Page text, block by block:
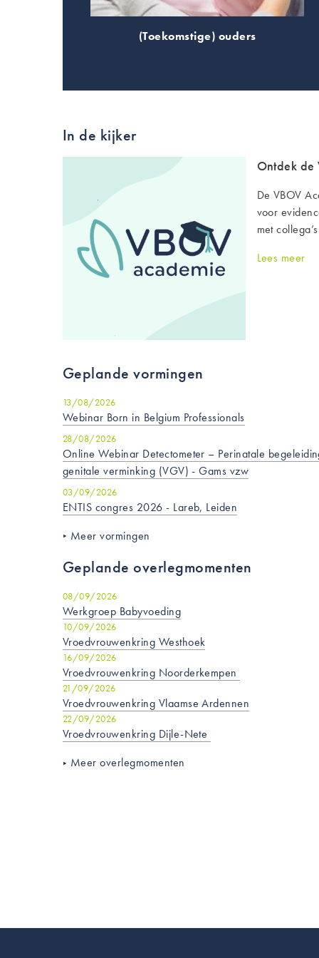
(Toekomstige) ouders
In de kijker
Ontdek de
De VBOV
voor
met
Lees meer
Geplande vormingen
13/08/2026
Webinar Born in Belgium Professionals
28/08/2026
Online Webinar Detectometer – Perinatale
genitale verminking (VGV) - Gams vzw
03/09/2026
ENTIS congres 2026 - Lareb, Leiden
Meer vormingen
Geplande overlegmomenten
08/09/2026
Werkgroep Babyvoeding
10/09/2026
Vroedvrouwenkring Westhoek
16/09/2026
Vroedvrouwenkring Noorderkempen
21/09/2026
Vroedvrouwenkring Vlaamse Ardennen
22/09/2026
Vroedvrouwenkring Dijle-Nete
Meer overlegmomenten